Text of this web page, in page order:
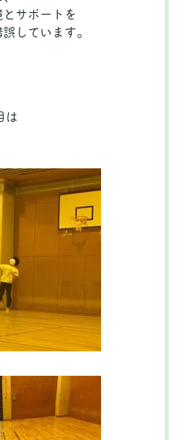
サポートを
しています。
は